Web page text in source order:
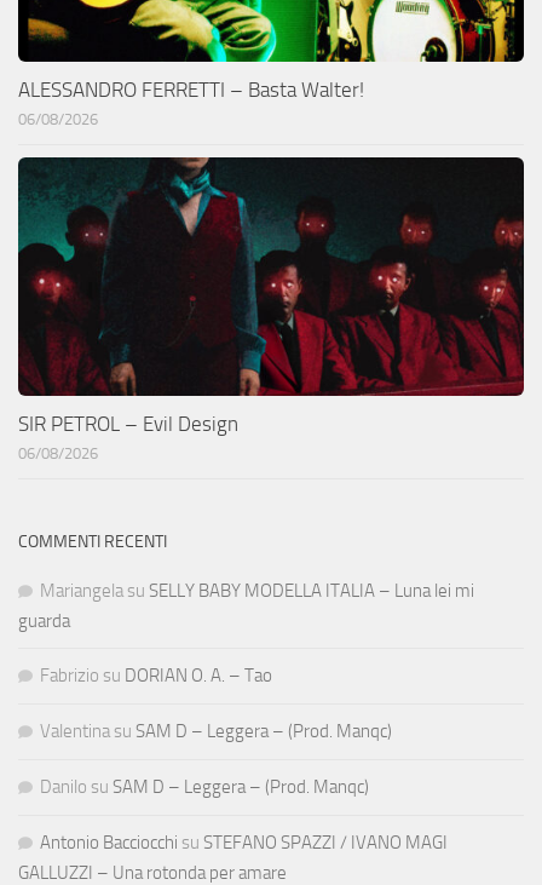
ALESSANDRO FERRETTI – Basta Walter!
06/08/2026
SIR PETROL – Evil Design
06/08/2026
COMMENTI RECENTI
Mariangela su SELLY BABY MODELLA ITALIA – Luna lei mi
guarda
Fabrizio su DORIAN O. A. – Tao
Valentina su SAM D – Leggera – (Prod. Manqc)
Danilo su SAM D – Leggera – (Prod. Manqc)
Antonio Bacciocchi su STEFANO SPAZZI / IVANO MAGI
GALLUZZI – Una rotonda per amare